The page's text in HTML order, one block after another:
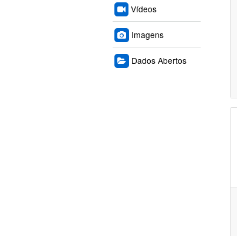
Vídeos
Imagens
Dados Abertos